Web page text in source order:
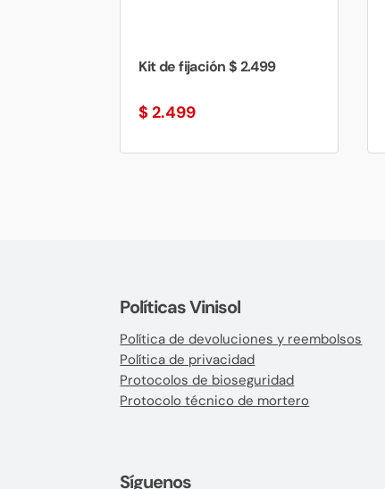
Kit de fijación $ 2.499
$ 2.499
Políticas Vinisol
Política de devoluciones y reembolsos
Política de privacidad
Protocolos de bioseguridad
Protocolo técnico de mortero
Síguenos